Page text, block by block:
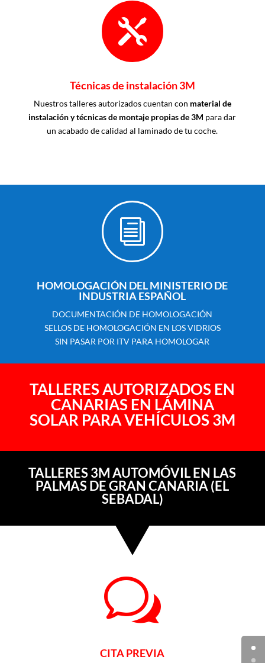

Técnicas de instalación 3M
Nuestros talleres autorizados cuentan con material de
instalación y técnicas de montaje propias de 3M para dar
un acabado de calidad al laminado de tu coche.
i
HOMOLOGACIÓN DEL MINISTERIO DE
INDUSTRIA ESPAÑOL
DOCUMENTACIÓN DE HOMOLOGACIÓN
SELLOS DE HOMOLOGACIÓN EN LOS VIDRIOS
SIN PASAR POR ITV PARA HOMOLOGAR
TALLERES AUTORIZADOS EN
CANARIAS EN LÁMINA
SOLAR PARA VEHÍCULOS 3M
TALLERES 3M AUTOMÓVIL EN LAS
PALMAS DE GRAN CANARIA (EL
SEBADAL)
w
CITA PREVIA